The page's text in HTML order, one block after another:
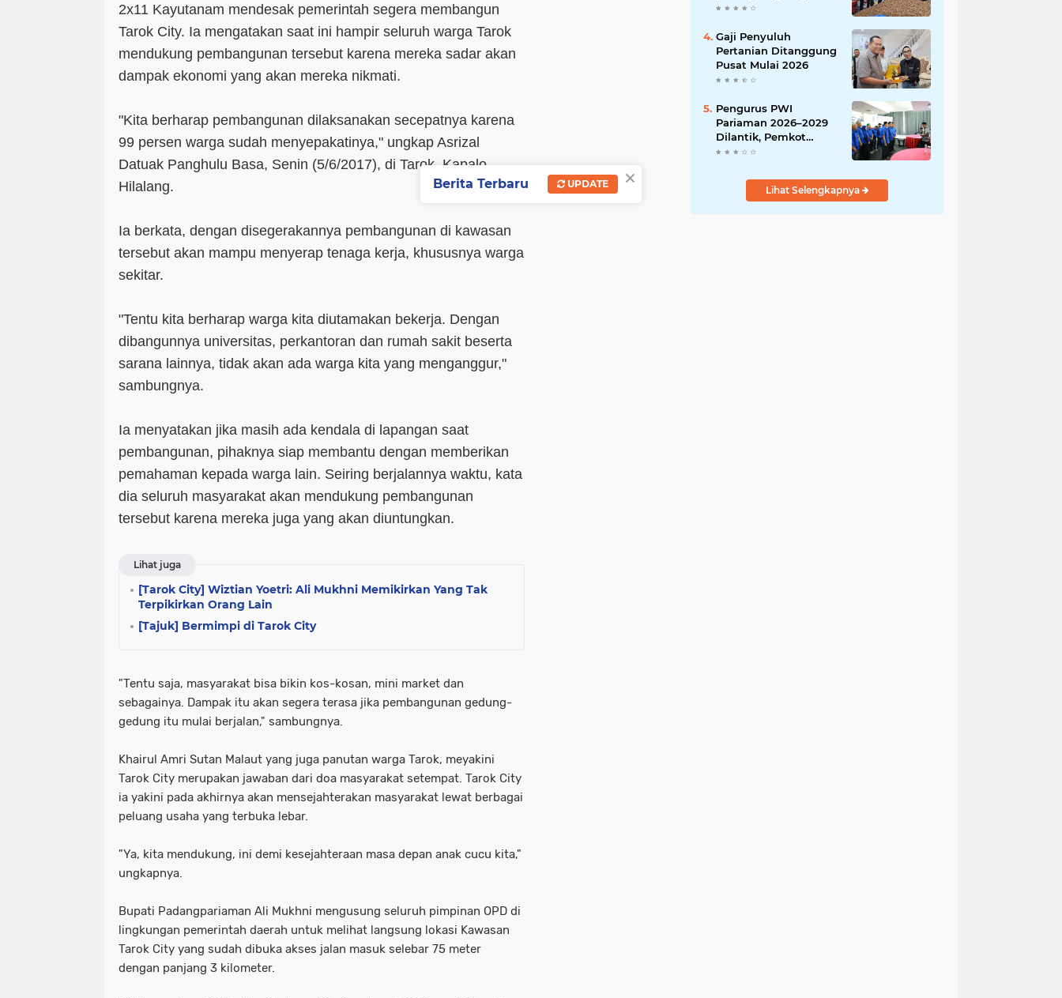
2x11 Kayutanam mendesak pemerintah segera membangun
Tarok City. Ia mengatakan saat ini hampir seluruh warga Tarok
mendukung pembangunan tersebut karena mereka sadar akan
dampak ekonomi yang akan mereka nikmati.
"Kita berharap pembangunan dilaksanakan secepatnya karena
99 persen warga sudah menyepakatinya," ungkap Asrizal
Datuak Panghulu Basa, Senin (5/6/2017), di Tarok, Kapalo
Hilalang.
Ia berkata, dengan disegerakannya pembangunan di kawasan
tersebut akan mampu menyerap tenaga kerja, khususnya warga
sekitar.
"Tentu kita berharap warga kita diutamakan bekerja. Dengan
dibangunnya universitas, perkantoran dan rumah sakit beserta
sarana lainnya, tidak akan ada warga kita yang menganggur,"
sambungnya.
Ia menyatakan jika masih ada kendala di lapangan saat
pembangunan, pihaknya siap membantu dengan memberikan
pemahaman kepada warga lain. Seiring berjalannya waktu, kata
dia seluruh masyarakat akan mendukung pembangunan
tersebut karena mereka juga yang akan diuntungkan.
Lihat juga
[Tarok City] Wiztian Yoetri: Ali Mukhni Memikirkan Yang Tak
Terpikirkan Orang Lain
[Tajuk] Bermimpi di Tarok City
"Tentu saja, masyarakat bisa bikin kos-kosan, mini market dan
sebagainya. Dampak itu akan segera terasa jika pembangunan gedung-
gedung itu mulai berjalan," sambungnya.
Khairul Amri Sutan Malaut yang juga panutan warga Tarok, meyakini
Tarok City merupakan jawaban dari doa masyarakat setempat. Tarok City
ia yakini pada akhirnya akan mensejahterakan masyarakat lewat berbagai
peluang usaha yang terbuka lebar.
"Ya, kita mendukung, ini demi kesejahteraan masa depan anak cucu kita,"
ungkapnya.
Bupati Padangpariaman Ali Mukhni mengusung seluruh pimpinan OPD di
lingkungan pemerintah daerah untuk melihat langsung lokasi Kawasan
Tarok City yang sudah dibuka akses jalan masuk selebar 75 meter
dengan panjang 3 kilometer.
India
Gaji Penyuluh
Pertanian Ditanggung
Pusat Mulai 2026
Pengurus PWI
Pariaman 2026–2029
Dilantik, Pemkot
Tekankan Sinergi dan
Lihat Selengkapnya
×
Berita Terbaru UPDATE